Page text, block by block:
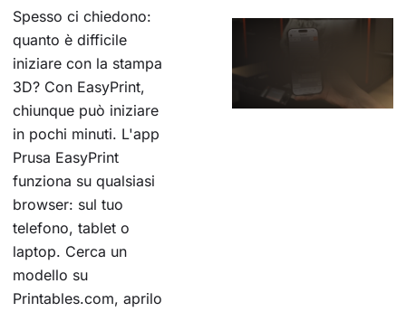
Spesso ci chiedono:
quanto è difficile
iniziare con la stampa
3D? Con EasyPrint,
chiunque può iniziare
in pochi minuti. L'app
Prusa EasyPrint
funziona su qualsiasi
browser: sul tuo
telefono, tablet o
laptop. Cerca un
modello su
Printables.com, aprilo